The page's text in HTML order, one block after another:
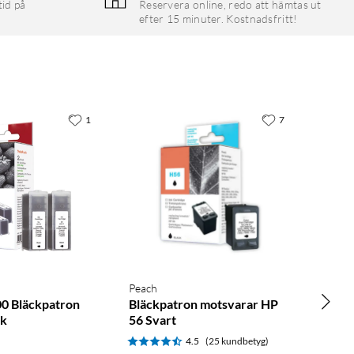
på
Reservera online, redo att hämtas ut
efter 15 minuter. Kostnadsfritt!
Bläckpatron
1
Peach
Bläckpatron motsvarar HP
56 Svart
4.5 (25 kundbetyg)
7